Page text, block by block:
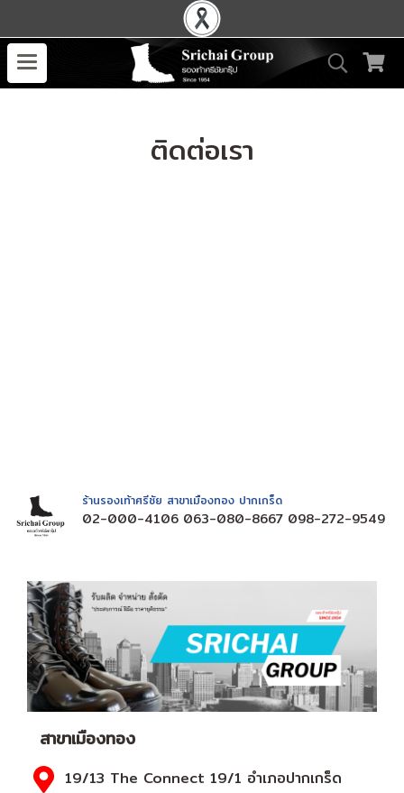
ติดต่อเรา
ร้านรองเท้าศรีชัย สาขาเมืองทอง ปากเกร็ด
02-000-4106 063-080-8667 098-272-9549
สาขาเมืองทอง
19/13 The Connect 19/1 อำเภอปากเกร็ด